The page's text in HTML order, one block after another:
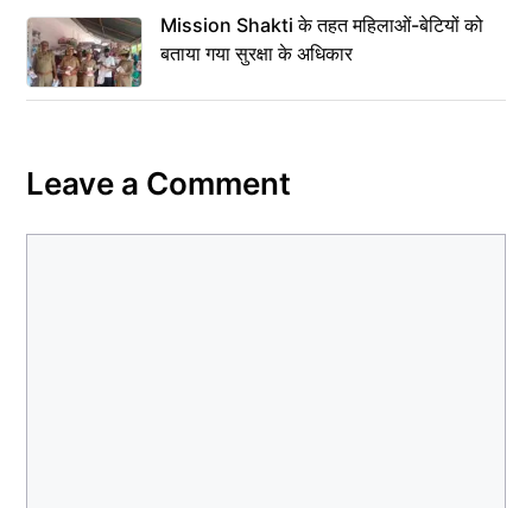
Mission Shakti के तहत महिलाओं-बेटियों को
बताया गया सुरक्षा के अधिकार
Leave a Comment